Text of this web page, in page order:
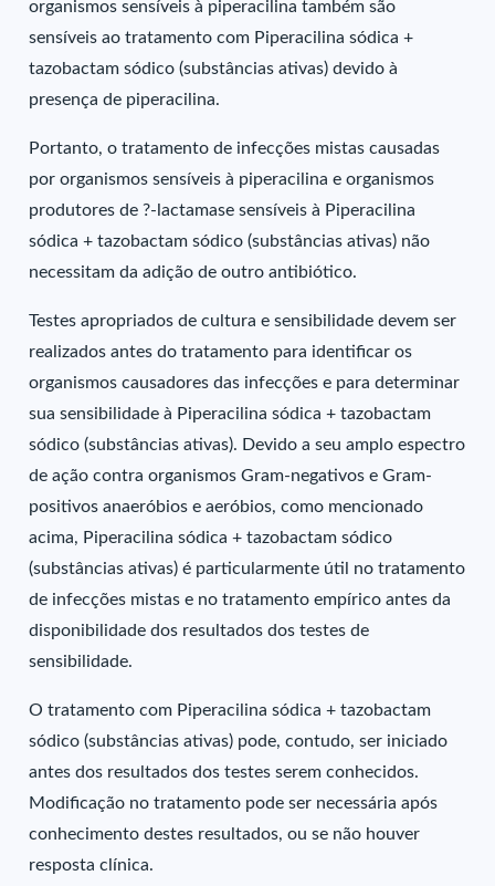
organismos sensíveis à piperacilina também são
sensíveis ao tratamento com Piperacilina sódica +
tazobactam sódico (substâncias ativas) devido à
presença de piperacilina.
Portanto, o tratamento de infecções mistas causadas
por organismos sensíveis à piperacilina e organismos
produtores de ?-lactamase sensíveis à Piperacilina
sódica + tazobactam sódico (substâncias ativas) não
necessitam da adição de outro antibiótico.
Testes apropriados de cultura e sensibilidade devem ser
realizados antes do tratamento para identificar os
organismos causadores das infecções e para determinar
sua sensibilidade à Piperacilina sódica + tazobactam
sódico (substâncias ativas). Devido a seu amplo espectro
de ação contra organismos Gram-negativos e Gram-
positivos anaeróbios e aeróbios, como mencionado
acima, Piperacilina sódica + tazobactam sódico
(substâncias ativas) é particularmente útil no tratamento
de infecções mistas e no tratamento empírico antes da
disponibilidade dos resultados dos testes de
sensibilidade.
O tratamento com Piperacilina sódica + tazobactam
sódico (substâncias ativas) pode, contudo, ser iniciado
antes dos resultados dos testes serem conhecidos.
Modificação no tratamento pode ser necessária após
conhecimento destes resultados, ou se não houver
resposta clínica.